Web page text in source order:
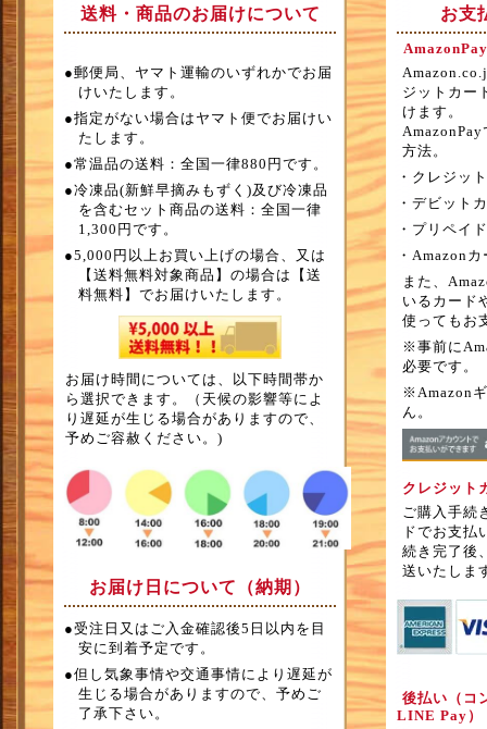
送料・商品のお届けについて
●郵便局、ヤマト運輸のいずれかでお届
けいたします。
●指定がない場合はヤマト便でお届けい
たします。
●常温品の送料：全国一律880円です。
●冷凍品(新鮮早摘みもずく)及び冷凍品
を含むセット商品の送料：全国一律
1,300円です。
●5,000円以上お買い上げの場合、又は
【送料無料対象商品】の場合は【送
料無料】でお届けいたします。
お届け時間については、以下時間帯か
ら選択できます。（天候の影響等によ
り遅延が生じる場合がありますので、
予めご容赦ください。)
お届け日について（納期）
●受注日又はご入金確認後5日以内を目
安に到着予定です。
●但し気象事情や交通事情により遅延が
生じる場合がありますので、予めご
了承下さい。
お支
ジットカー
けます。
方法。
・クレジッ
・デビット
・プリペイ
・Amazonカ
また、
いるカード
使ってもお
※事前に
必要です。
※Amazon
ん。
クレジット
ご購入手続
ドでお支払
続き完了後
送いたしま
後払い（コ
LINE Pay）